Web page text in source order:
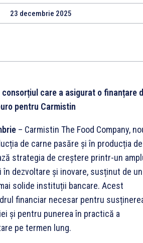
23 decembrie 2025
consorțiul care a asigurat o finanțare
pentru Carmistin
– Carmistin The Food Company,
de carne pasăre și în producția de
strategia de creștere printr-un
dezvoltare și inovare, susținut de un
solide instituții bancare. Acest
financiar necesar pentru
și pentru punerea în practică a
pe termen lung.